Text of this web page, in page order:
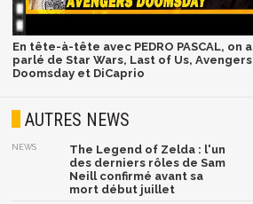
En tête-à-tête avec PEDRO PASCAL, on a
parlé de Star Wars, Last of Us, Avengers
Doomsday et DiCaprio
AUTRES NEWS
NEWS
The Legend of Zelda : l'un
des derniers rôles de Sam
Neill confirmé avant sa
mort début juillet